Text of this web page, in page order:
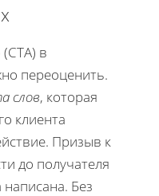
в
переоценить.
слов, которая
клиента
Призыв к
до получателя
Без